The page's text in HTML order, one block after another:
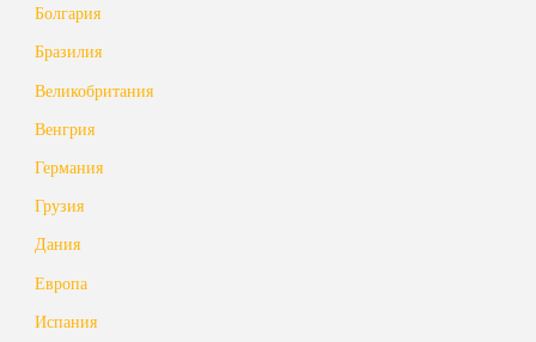
Болгария
Бразилия
Великобритания
Венгрия
Германия
Грузия
Дания
Европа
Испания